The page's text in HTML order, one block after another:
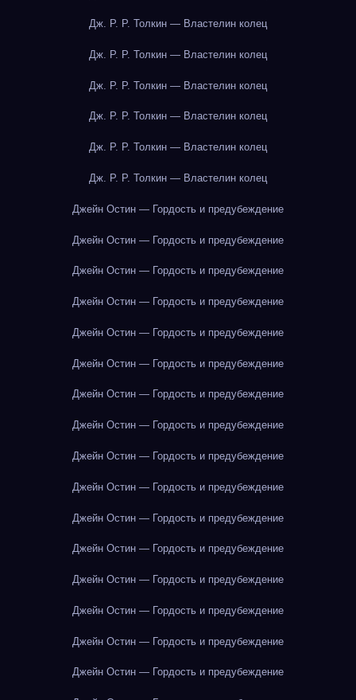
Дж. Р. Р. Толкин — Властелин колец
Дж. Р. Р. Толкин — Властелин колец
Дж. Р. Р. Толкин — Властелин колец
Дж. Р. Р. Толкин — Властелин колец
Дж. Р. Р. Толкин — Властелин колец
Дж. Р. Р. Толкин — Властелин колец
Джейн Остин — Гордость и предубеждение
Джейн Остин — Гордость и предубеждение
Джейн Остин — Гордость и предубеждение
Джейн Остин — Гордость и предубеждение
Джейн Остин — Гордость и предубеждение
Джейн Остин — Гордость и предубеждение
Джейн Остин — Гордость и предубеждение
Джейн Остин — Гордость и предубеждение
Джейн Остин — Гордость и предубеждение
Джейн Остин — Гордость и предубеждение
Джейн Остин — Гордость и предубеждение
Джейн Остин — Гордость и предубеждение
Джейн Остин — Гордость и предубеждение
Джейн Остин — Гордость и предубеждение
Джейн Остин — Гордость и предубеждение
Джейн Остин — Гордость и предубеждение